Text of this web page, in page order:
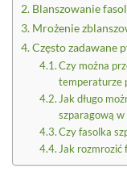
Blanszowanie
Mrożenie
Często zadawane
Czy można
temperaturze
Jak długo
szparagową
Czy fasolka
Jak rozmrozić